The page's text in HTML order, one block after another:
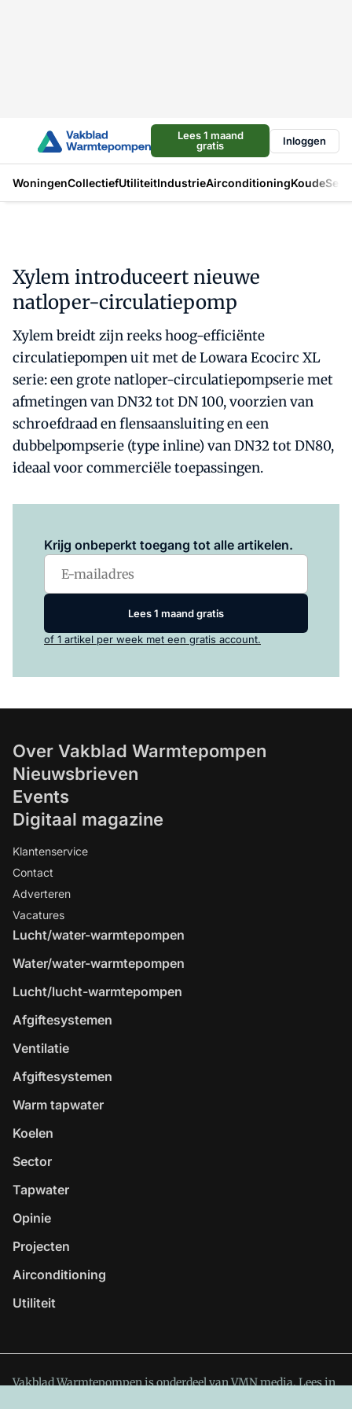
Lees 1 maand
gratis
Inloggen
WoningenCollectiefUtiliteitIndustrieAirconditioningKoude
Xylem introduceert nieuwe
natloper-circulatiepomp
Xylem breidt zijn reeks hoog-efficiënte
circulatiepompen uit met de Lowara Ecocirc XL
serie: een grote natloper-circulatiepompserie met
afmetingen van DN32 tot DN 100, voorzien van
schroefdraad en flensaansluiting en een
dubbelpompserie (type inline) van DN32 tot DN80,
ideaal voor commerciële toepassingen.
Krijg onbeperkt toegang tot alle artikelen.
Lees 1 maand gratis
of 1 artikel per week met een gratis account.
Over Vakblad Warmtepompen
Nieuwsbrieven
Events
Digitaal magazine
Klantenservice
Contact
Adverteren
Vacatures
Lucht/water-warmtepompen
Water/water-warmtepompen
Lucht/lucht-warmtepompen
Afgiftesystemen
Ventilatie
Afgiftesystemen
Warm tapwater
Koelen
Sector
Tapwater
Opinie
Projecten
Airconditioning
Utiliteit
Vakblad Warmtepompen is onderdeel van VMN media. Lees in